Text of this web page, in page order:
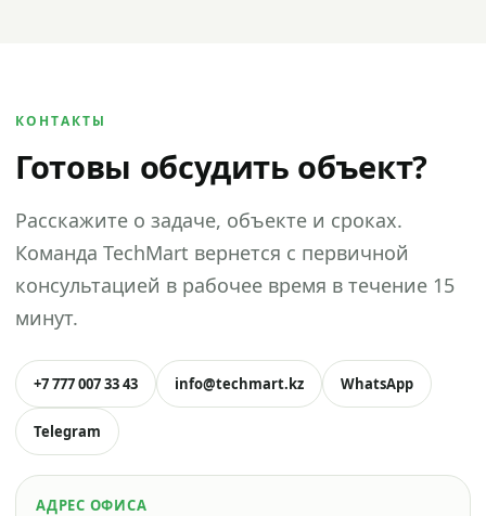
КОНТАКТЫ
Готовы обсудить объект?
Расскажите о задаче, объекте и сроках.
Команда TechMart вернется с первичной
консультацией в рабочее время в течение 15
минут.
+7 777 007 33 43 info@techmart.kz WhatsApp
Telegram
АДРЕС ОФИСА